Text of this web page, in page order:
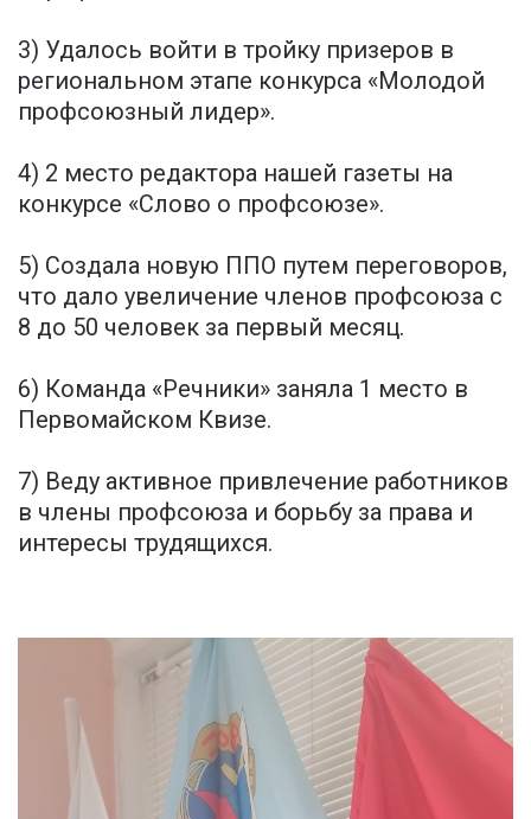
3) Удалось войти в тройку призеров в
региональном этапе конкурса «Молодой
профсоюзный лидер».
4) 2 место редактора нашей газеты на
конкурсе «Слово о профсоюзе».
5) Создала новую ППО путем переговоров,
что дало увеличение членов профсоюза с
8 до 50 человек за первый месяц.
6) Команда «Речники» заняла 1 место в
Первомайском Квизе.
7) Веду активное привлечение работников
в члены профсоюза и борьбу за права и
интересы трудящихся.